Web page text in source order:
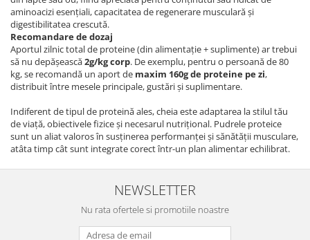
aminoacizi esențiali, capacitatea de regenerare musculară și
digestibilitatea crescută.
Recomandare de dozaj
Aportul zilnic total de proteine (din alimentație + suplimente) ar trebui
să nu depășească2g/kg corp. De exemplu, pentru o persoană de 80
kg, se recomandă un aport de maxim 160g de proteine pe zi,
distribuit între mesele principale, gustări și suplimentare.
Indiferent de tipul de proteină ales, cheia este adaptarea la stilul tău
de viață, obiectivele fizice și necesarul nutrițional. Pudrele proteice
sunt un aliat valoros în susținerea performanței și sănătății musculare,
atâta timp cât sunt integrate corect într-un plan alimentar echilibrat.
NEWSLETTER
Nu rata ofertele si promotiile noastre